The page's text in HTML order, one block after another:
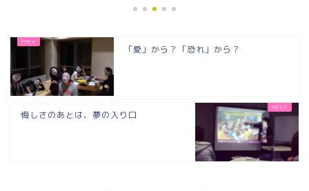
「愛」から？「恐れ」から？
悔しさのあとは、夢の入り口